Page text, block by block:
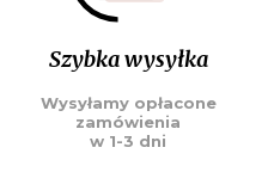
Szybka wysyłka
Wysyłamy opłacone
zamówienia
w 1-3 dni